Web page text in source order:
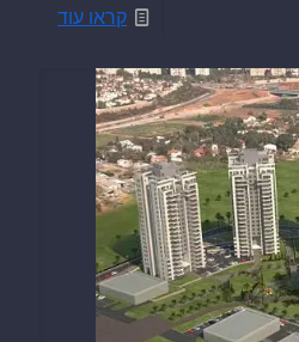
קראו עוד